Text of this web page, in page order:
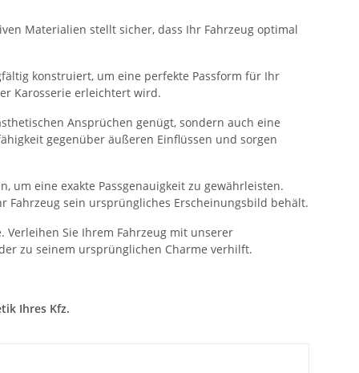
Materialien stellt sicher, dass Ihr Fahrzeug optimal
konstruiert, um eine perfekte Passform für Ihr
Karosserie erleichtert wird.
Ansprüchen genügt, sondern auch eine
gegenüber äußeren Einflüssen und sorgen
eine exakte Passgenauigkeit zu gewährleisten.
Fahrzeug sein ursprüngliches Erscheinungsbild behält.
Sie Ihrem Fahrzeug mit unserer
zu seinem ursprünglichen Charme verhilft.
Ihres Kfz.